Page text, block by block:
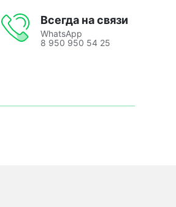
Всегда на связи
WhatsApp
8 950 950 54 25